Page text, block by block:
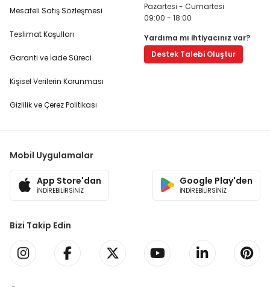
Mesafeli Satış Sözleşmesi
Teslimat Koşulları
Garanti ve İade Süreci
Kişisel Verilerin Korunması
Gizlilik ve Çerez Politikası
Pazartesi - Cumartesi
09:00 - 18:00
Yardıma mı ihtiyacınız var?
Destek Talebi Oluştur
Mobil Uygulamalar
App Store'dan
İNDİREBİLİRSİNİZ
Google Play'den
İNDİREBİLİRSİNİZ
Bizi Takip Edin